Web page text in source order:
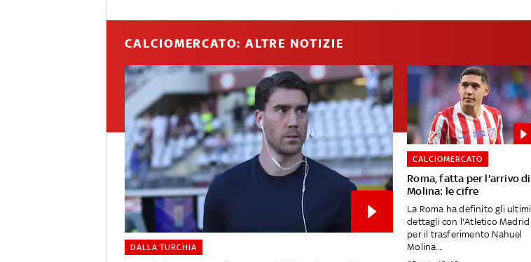
CALCIOMERCATO: ALTRE NOTIZIE
DALLA TURCHIA
Roma, fatta per l'arrivo di
Molina: le cifre
CALCIOMERCATO
La Roma ha definito gli ultimi
dettagli con l'Atletico Madrid
per il trasferimento Nahuel
Molina....